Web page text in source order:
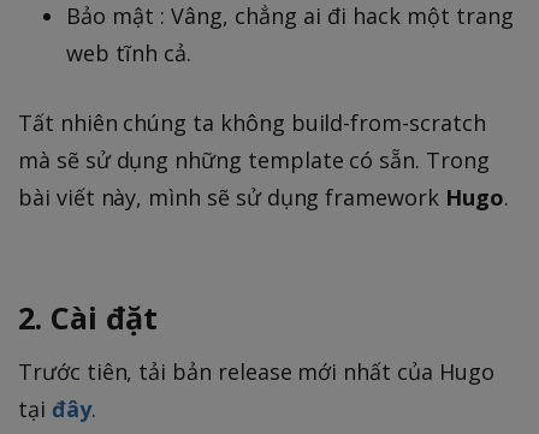
Bảo mật : Vâng, chẳng ai đi hack một trang
web tĩnh cả.
Tất nhiên chúng ta không build-from-scratch
mà sẽ sử dụng những template có sẵn. Trong
bài viết này, mình sẽ sử dụng framework Hugo.
2. Cài đặt
Trước tiên, tải bản release mới nhất của Hugo
tại đây.